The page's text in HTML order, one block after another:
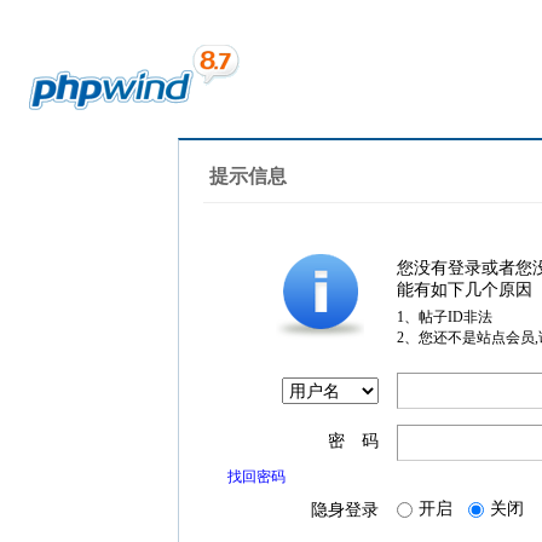
提示信息
您没有登录或者您
能有如下几个原因
1、帖子ID非法
2、您还不是站点会员
密 码
找回密码
隐身登录 开启 关闭